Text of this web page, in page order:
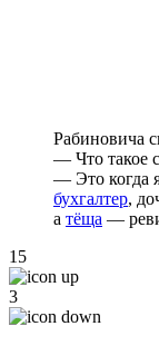
Рабиновича
— Что такое
— Это когда
бухгалтер,
а тёща —
15
3